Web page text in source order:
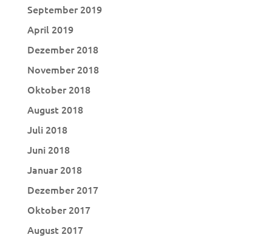
September 2019
April 2019
Dezember 2018
November 2018
Oktober 2018
August 2018
Juli 2018
Juni 2018
Januar 2018
Dezember 2017
Oktober 2017
August 2017